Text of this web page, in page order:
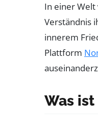
In einer
Verständnis
innerem
Plattform
Was